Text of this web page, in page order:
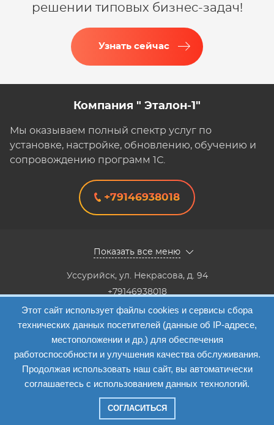
Этот сайт использует файлы cookies и сервисы сбора
технических данных посетителей (данные об IP-адресе,
местоположении и др.) для обеспечения
работоспособности и улучшения качества обслуживания.
Продолжая использовать наш сайт, вы автоматически
соглашаетесь с использованием данных технологий.
СОГЛАСИТЬСЯ
решении типовых бизнес-задач!
Узнать сейчас
Компания " Эталон-1"
Мы оказываем полный спектр услуг по
установке, настройке, обновлению, обучению и
сопровождению программ 1С.
+79146938018
Показать все меню
Уссурийск, ул. Некрасова, д. 94
+79146938018
8(4234) 333-147, 8(4234) 333-818,8(4234) 38-40-20,8(4234)